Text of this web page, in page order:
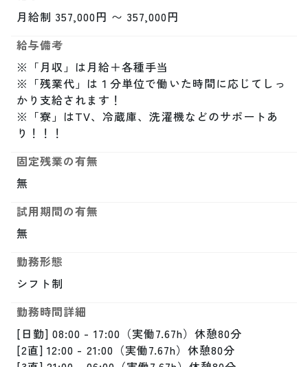
月給制 357,000円 〜 357,000円
給与備考
※「月収」は月給＋各種手当
※「残業代」は１分単位で働いた時間に応じてしっ
かり支給されます！
※「寮」はTV、冷蔵庫、洗濯機などのサポートあ
り！！！
固定残業の有無
無
試用期間の有無
無
勤務形態
シフト制
勤務時間詳細
[日勤] 08:00 - 17:00（実働7.67h）休憩80分
[2直] 12:00 - 21:00（実働7.67h）休憩80分